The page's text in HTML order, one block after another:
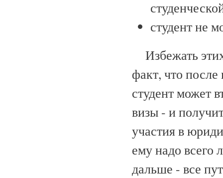
студент не
Избежать
факт, что
студент может
визы - и
участия в
ему надо всего
дальше - все